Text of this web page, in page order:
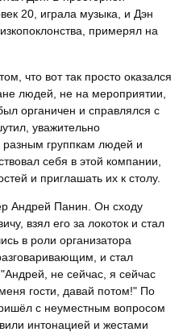
20, играла музыка, и Дэн
примерял на
что вот так просто оказался
людей, не на мероприятии,
органичен и справлялся с
уважительно
разным группкам людей и
себя в этой компании,
и приглашать их к столу.
Андрей Панин. Он сходу
взял его за локоток и стал
в роли организатора
и стал
не сейчас, я сейчас
гости, давай потом!" По
с неуместным вопросом
интонацией и жестами